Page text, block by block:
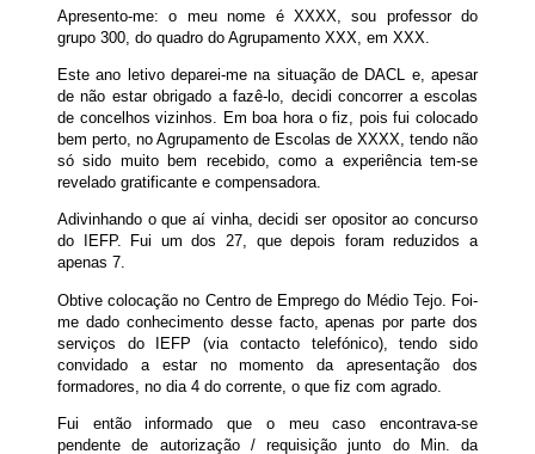
Apresento-me: o meu nome é XXXX, sou professor do
grupo 300, do quadro do Agrupamento XXX, em XXX.
Este ano letivo deparei-me na situação de DACL e, apesar
de não estar obrigado a fazê-lo, decidi concorrer a escolas
de concelhos vizinhos. Em boa hora o fiz, pois fui colocado
bem perto, no Agrupamento de Escolas de XXXX, tendo não
só sido muito bem recebido, como a experiência tem-se
revelado gratificante e compensadora.
Adivinhando o que aí vinha, decidi ser opositor ao concurso
do IEFP. Fui um dos 27, que depois foram reduzidos a
apenas 7.
Obtive colocação no Centro de Emprego do Médio Tejo. Foi-
me dado conhecimento desse facto, apenas por parte dos
serviços do IEFP (via contacto telefónico), tendo sido
convidado a estar no momento da apresentação dos
formadores, no dia 4 do corrente, o que fiz com agrado.
Fui então informado que o meu caso encontrava-se
pendente de autorização / requisição junto do Min. da